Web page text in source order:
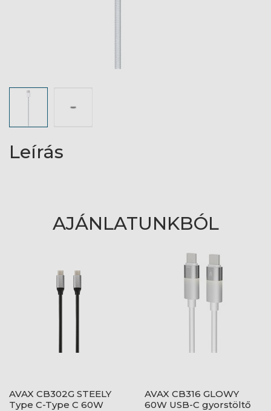
Leírás
AJÁNLATUNKBÓL
AVAX CB302G STEELY
Type C-Type C 60W
AVAX CB316 GLOWY
60W USB-C gyorstöltő